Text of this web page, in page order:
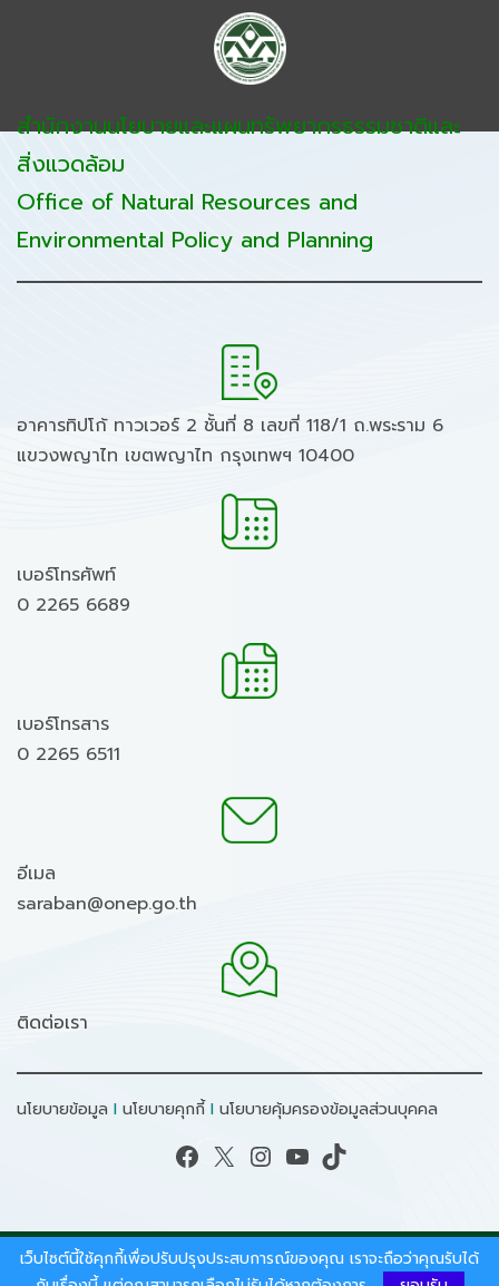
สำนักงานนโยบายและแผนทรัพยากรธรรมชาติและ
สิ่งแวดล้อม
Office of Natural Resources and
Environmental Policy and Planning
อาคารทิปโก้ ทาวเวอร์ 2 ชั้นที่ 8 เลขที่ 118/1 ถ.พระราม 6
แขวงพญาไท เขตพญาไท กรุงเทพฯ 10400
เบอร์โทรศัพท์
0 2265 6689
เบอร์โทรสาร
0 2265 6511
อีเมล
saraban@onep.go.th
ติดต่อเรา
นโยบายข้อมูล I นโยบายคุกกี้ I นโยบายคุ้มครองข้อมูลส่วนบุคคล
Facebook X Instagram YouTube TikTok
สงวนลิขสิทธิ์ © 2026 - สำนักงานนโยบายและแผน
เว็บไซต์นี้ใช้คุกกี้เพื่อปรับปรุงประสบการณ์ของคุณ เราจะถือว่าคุณรับได้